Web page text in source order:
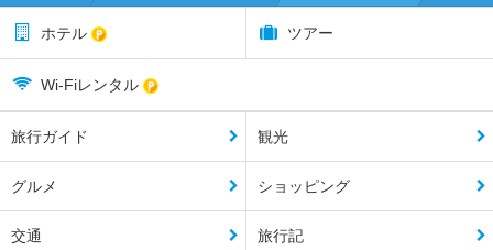
ホテル ツアー
Wi-Fiレンタル
旅行ガイド 観光
グルメ ショッピング
交通 旅行記